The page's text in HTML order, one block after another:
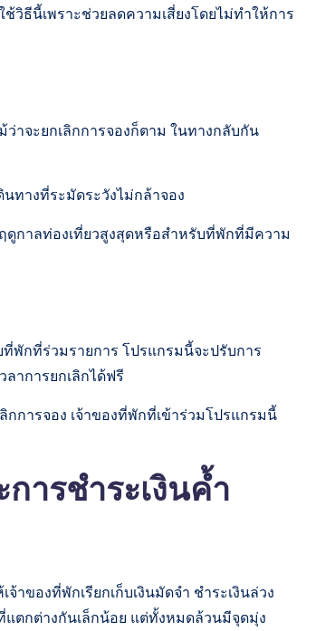
วิธีนี้เพราะช่วยลดความเสี่ยงโดยไม่ทำให้การ
าจะยกเลิกการจองก็ตาม ในทางกลับกัน
ทางที่ระมัดระวังไม่กล้าจอง
ดูกาลท่องเที่ยวสูงสุดหรือสำหรับที่พักที่มีความ
พักที่ร่วมรายการ โปรแกรมนี้จะปรับการ
ลาการยกเลิกได้ฟรี
การจอง เจ้าของที่พักที่เข้าร่วมโปรแกรมนี้
ารชำระเงินค้ำ
ของที่พักเรียกเก็บเงินมัดจำ ชำระเงินล่วง
ตกต่างกันเล็กน้อย แต่ทั้งหมดล้วนมีจุดมุ่ง